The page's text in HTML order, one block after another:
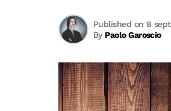
By Paolo Garoscio
Published on 8